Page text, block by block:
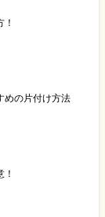
めの片付け方法